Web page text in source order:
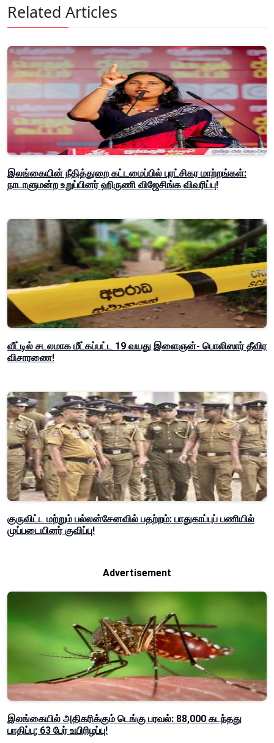
Related Articles
இலங்கையின் நீதித்துறை கட்டமைப்பில் புரட்சிகர மாற்றங்கள்:
நாடாளுமன்ற உறுப்பினர் ஹிருணி விஜேசிங்க விவரிப்பு!
வீட்டில் சடலமாக மீட்கப்பட்ட 19 வயது இளைஞன்- பொலிஸார் தீவிர
விசாரணை!
குருவிட்ட மற்றும் பல்லன்சேனவில் பதற்றம்: பாதுகாப்புப் பணியில்
முப்படையினர் குவிப்பு!
Advertisement
இலங்கையில் அதிகரிக்கும் டெங்கு பரவல்: 88,000 கடந்தது
பாதிப்பு; 63 பேர் உயிரிழப்பு!